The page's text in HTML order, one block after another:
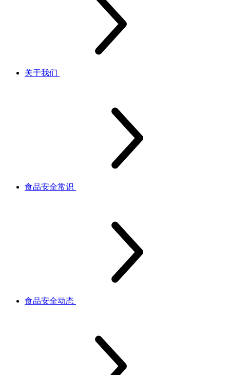
关于我们
食品安全常识
食品安全动态